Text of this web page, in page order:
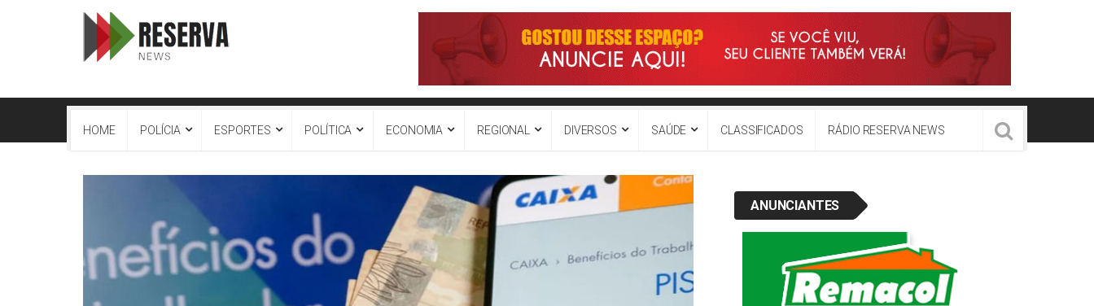
HOME POLÍCIA ESPORTES POLÍTICA ECONOMIA REGIONAL DIVERSOS SAÚDE CLASSIFICADOS RÁDIO RESERVA NEWS
ANUNCIANTES